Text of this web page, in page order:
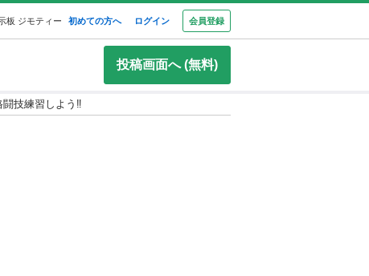
板 ジモティー 初めての方へ ログイン 会員登録
投稿画面へ (無料)
闘技練習しよう‼️